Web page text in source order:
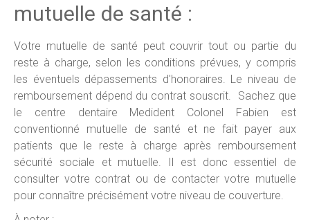
mutuelle de santé :
Votre mutuelle de santé peut couvrir tout ou partie du
reste à charge, selon les conditions prévues, y compris
les éventuels dépassements d'honoraires. Le niveau de
remboursement dépend du contrat souscrit. Sachez que
le centre dentaire Medident Colonel Fabien est
conventionné mutuelle de santé et ne fait payer aux
patients que le reste à charge après remboursement
sécurité sociale et mutuelle. Il est donc essentiel de
consulter votre contrat ou de contacter votre mutuelle
pour connaître précisément votre niveau de couverture.